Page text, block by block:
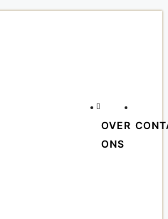
OVER
ONS